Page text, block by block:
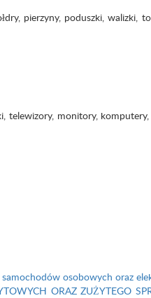
pierzyny, poduszki, walizki,
monitory,
osobowych oraz
ORAZ ZUŻYTEGO